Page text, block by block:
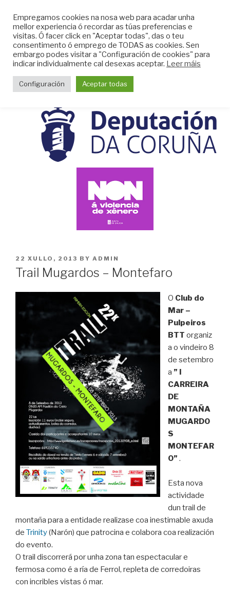
content
CLUB DO MAR DE
MUGARDOS
Web do Club do Mar de Mugardos
POSTED
ON
22 XULLO, 2013 BY ADMIN
Trail Mugardos – Montefaro
O Club do
Mar –
Pulpeiros
BTT organiz
a o vindeiro 8
de setembro
a ” I
CARREIRA
DE
MONTAÑA
MUGARDO
S
MONTEFAR
O” .
Esta nova
actividade
dun trail de
montaña para a entidade realizase coa inestimable axuda
de Trinity(Narón) que patrocina e colabora coa realización
do evento.
O trail discorrerá por unha zona tan espectacular e
fermosa como é a ría de Ferrol, repleta de corredoiras
con incribles vistas ó mar.
Empregamos cookies na nosa web para acadar unha
mellor experiencia ó recordar as túas preferencias e
visitas. Ó facer click en "Aceptar todas", das o teu
consentimento ó emprego de TODAS as cookies. Sen
embargo podes visitar a "Configuración de cookies" para
indicar individualmente cal desexas aceptar. Leer máis
Configuración Aceptar todas